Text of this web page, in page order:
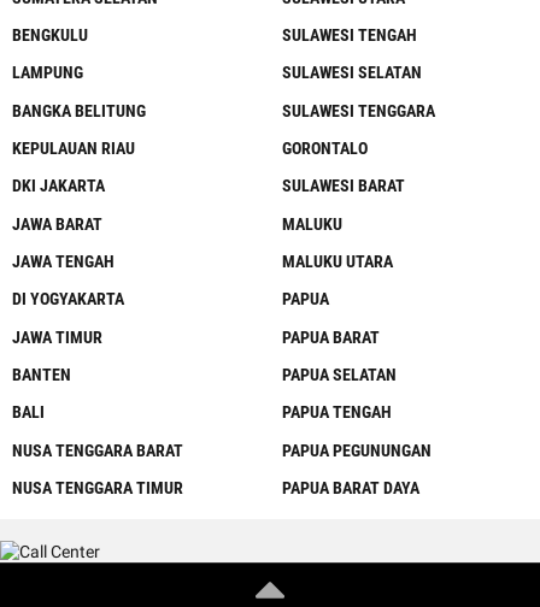
BENGKULU
LAMPUNG
BANGKA BELITUNG
KEPULAUAN RIAU
DKI JAKARTA
JAWA BARAT
JAWA TENGAH
DI YOGYAKARTA
JAWA TIMUR
BANTEN
BALI
NUSA TENGGARA BARAT
NUSA TENGGARA TIMUR
SULAWESI TENGAH
SULAWESI SELATAN
SULAWESI TENGGARA
GORONTALO
SULAWESI BARAT
MALUKU
MALUKU UTARA
PAPUA
PAPUA BARAT
PAPUA SELATAN
PAPUA TENGAH
PAPUA PEGUNUNGAN
PAPUA BARAT DAYA